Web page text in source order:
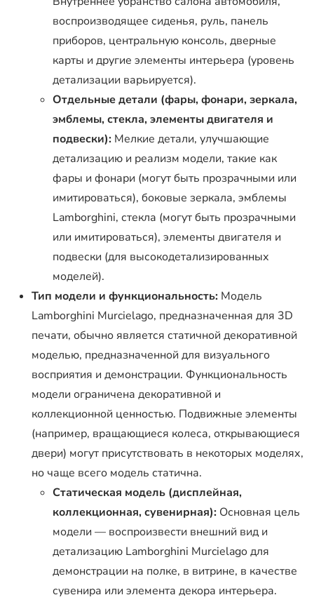
воспроизводящее сиденья, руль, панель
приборов, центральную консоль, дверные
карты и другие элементы интерьера (уровень
детализации варьируется).
Отдельные детали (фары, фонари, зеркала,
эмблемы, стекла, элементы двигателя и
подвески): Мелкие детали, улучшающие
детализацию и реализм модели, такие как
фары и фонари (могут быть прозрачными или
имитироваться), боковые зеркала, эмблемы
Lamborghini, стекла (могут быть прозрачными
или имитироваться), элементы двигателя и
подвески (для высокодетализированных
моделей).
Тип модели и функциональность: Модель
Lamborghini Murcielago, предназначенная для 3D
печати, обычно является статичной декоративной
моделью, предназначенной для визуального
восприятия и демонстрации. Функциональность
модели ограничена декоративной и
коллекционной ценностью. Подвижные элементы
(например, вращающиеся колеса, открывающиеся
двери) могут присутствовать в некоторых моделях,
но чаще всего модель статична.
Статическая модель (дисплейная,
коллекционная, сувенирная): Основная цель
модели — воспроизвести внешний вид и
детализацию Lamborghini Murcielago для
демонстрации на полке, в витрине, в качестве
сувенира или элемента декора интерьера.